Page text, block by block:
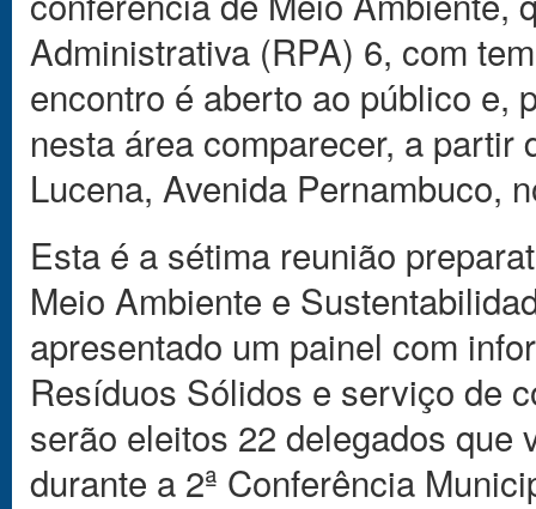
Administrativa (RPA) 6, com
encontro é aberto ao público e,
nesta área comparecer, a
Lucena, Avenida Pernambuco,
Esta é a sétima reunião
Meio Ambiente e
apresentado um painel com
Resíduos Sólidos e serviço de
serão eleitos 22 delegados que
durante a 2ª Conferência